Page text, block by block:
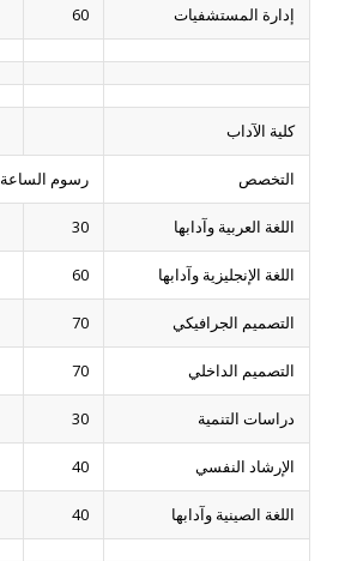
إدارة المستشفيات 60
كلية الآداب
التخصص رسوم الساعة
اللغة العربية وآدابها 30
اللغة الإنجليزية وآدابها 60
التصميم الجرافيكي 70
التصميم الداخلي 70
دراسات التنمية 30
الإرشاد النفسي 40
اللغة الصينية وآدابها 40